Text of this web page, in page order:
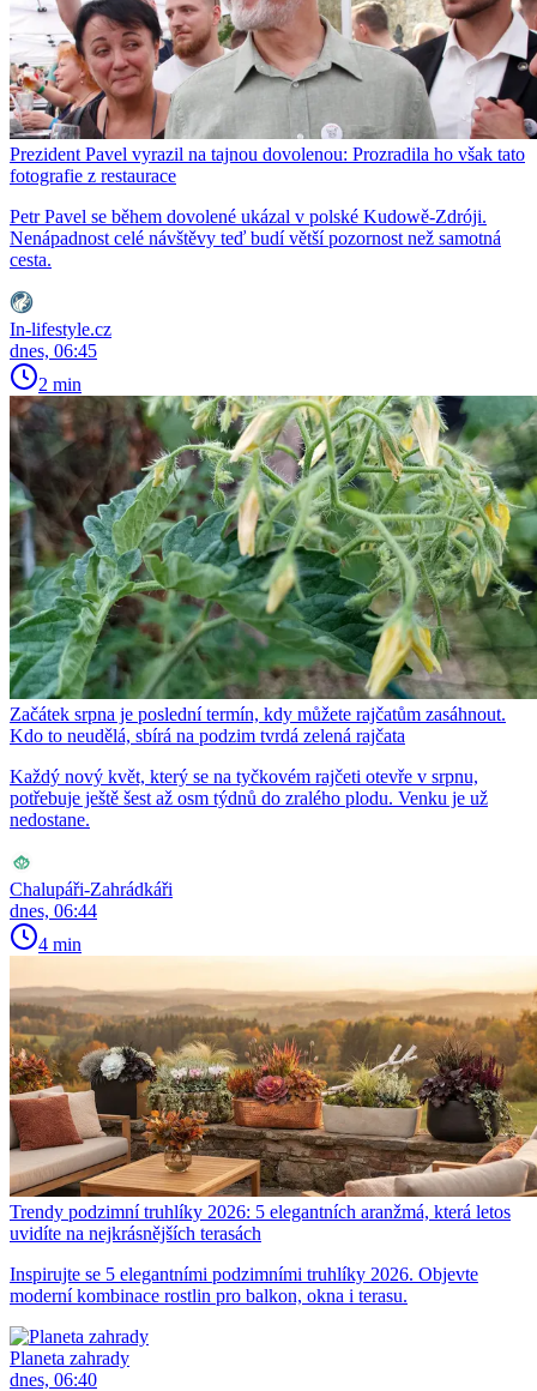
Prezident Pavel vyrazil na tajnou dovolenou: Prozradila ho však tato
fotografie z restaurace
Petr Pavel se během dovolené ukázal v polské Kudowě-Zdróji.
Nenápadnost celé návštěvy teď budí větší pozornost než samotná
cesta.
In-lifestyle.cz
dnes, 06:45
2 min
Začátek srpna je poslední termín, kdy můžete rajčatům zasáhnout.
Kdo to neudělá, sbírá na podzim tvrdá zelená rajčata
Každý nový květ, který se na tyčkovém rajčeti otevře v srpnu,
potřebuje ještě šest až osm týdnů do zralého plodu. Venku je už
nedostane.
Chalupáři-Zahrádkáři
dnes, 06:44
4 min
Trendy podzimní truhlíky 2026: 5 elegantních aranžmá, která letos
uvidíte na nejkrásnějších terasách
Inspirujte se 5 elegantními podzimními truhlíky 2026. Objevte
moderní kombinace rostlin pro balkon, okna i terasu.
Planeta zahrady
dnes, 06:40